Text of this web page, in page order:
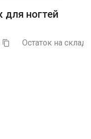
для ногтей
 Остаток на